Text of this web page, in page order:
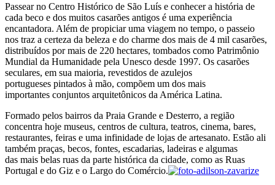
Passear no Centro Histórico de São Luís e conhecer a história de
cada beco e dos muitos casarões antigos é uma experiência
encantadora. Além de propiciar uma viagem no tempo, o passeio
nos traz a certeza da beleza e do charme dos mais de 4 mil casarões,
distribuídos por mais de 220 hectares, tombados como Patrimônio
Mundial da Humanidade pela Unesco desde 1997. Os casarões
seculares, em sua maioria, revestidos de azulejos
portugueses pintados à mão, compõem um dos mais
importantes conjuntos arquitetônicos da América Latina.
Formado pelos bairros da Praia Grande e Desterro, a região
concentra hoje museus, centros de cultura, teatros, cinema, bares,
restaurantes, feiras e uma infinidade de lojas de artesanato. Estão ali
também praças, becos, fontes, escadarias, ladeiras e algumas
das mais belas ruas da parte histórica da cidade, como as Ruas
Portugal e do Giz e o Largo do Comércio.